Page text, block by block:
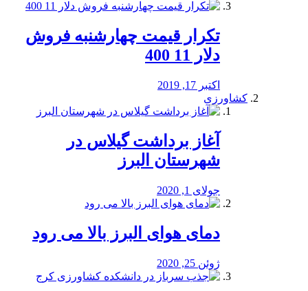
تکرار قیمت چهارشنبه فروش
دلار 11 400
اکتبر 17, 2019
کشاورزی
آغاز برداشت گیلاس در
شهرستان البرز
جولای 1, 2020
دمای هوای البرز بالا می رود
ژوئن 25, 2020